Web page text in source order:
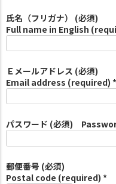
氏名（フリガナ） (必須)
Full name in English
Ｅメールアドレス (必須)
Email address (required) *
パスワード (必須)
郵便番号 (必須)
Postal code (required) *